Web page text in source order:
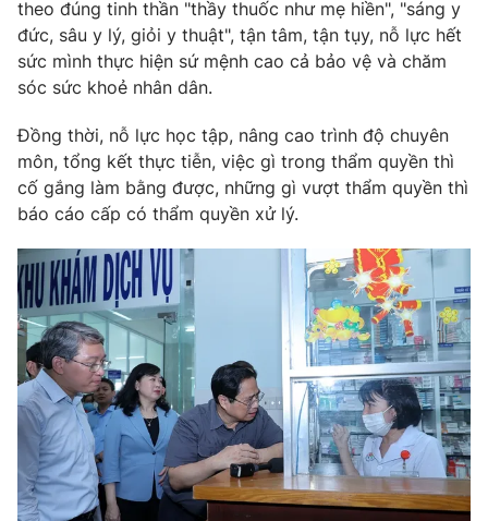
theo đúng tinh thần "thầy thuốc như mẹ hiền", "sáng y
đức, sâu y lý, giỏi y thuật", tận tâm, tận tụy, nỗ lực hết
sức mình thực hiện sứ mệnh cao cả bảo vệ và chăm
sóc sức khoẻ nhân dân.
Đồng thời, nỗ lực học tập, nâng cao trình độ chuyên
môn, tổng kết thực tiễn, việc gì trong thẩm quyền thì
cố gắng làm bằng được, những gì vượt thẩm quyền thì
báo cáo cấp có thẩm quyền xử lý.